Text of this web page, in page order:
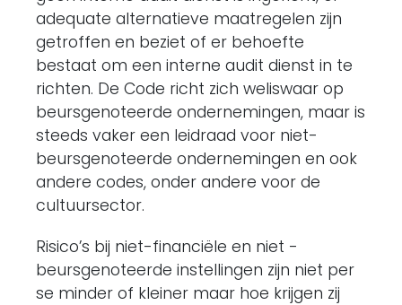
adequate alternatieve maatregelen zijn
getroffen en beziet of er behoefte
bestaat om een interne audit dienst in te
richten. De Code richt zich weliswaar op
beursgenoteerde ondernemingen, maar is
steeds vaker een leidraad voor niet-
beursgenoteerde ondernemingen en ook
andere codes, onder andere voor de
cultuursector.
Risico’s bij niet-financiële en niet -
beursgenoteerde instellingen zijn niet per
se minder of kleiner maar hoe krijgen zij